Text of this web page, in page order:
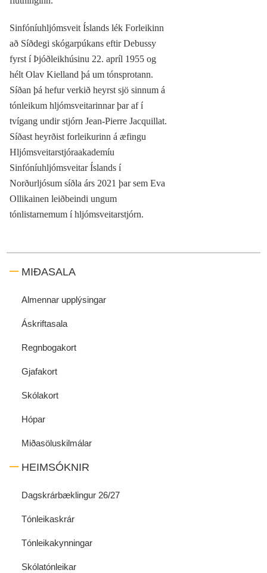
Sinfóníuhljómsveit Íslands lék Forleikinn
að Síðdegi skógarpúkans eftir Debussy
fyrst í Þjóðleikhúsinu 22. apríl 1955 og
hélt Olav Kielland þá um tónsprotann.
Síðan þá hefur verkið heyrst sjö sinnum á
tónleikum hljómsveitarinnar þar af í
tvígang undir stjórn Jean-Pierre Jacquillat.
Síðast heyrðist forleikurinn á æfingu
Hljómsveitarstjóraakademíu
Sinfóníuhljómsveitar Íslands í
Norðurljósum síðla árs 2021 þar sem Eva
Ollikainen leiðbeindi ungum
tónlistarnemum í hljómsveitarstjórn.
MIÐASALA
Almennar upplýsingar
Áskriftasala
Regnbogakort
Gjafakort
Skólakort
Hópar
Miðasöluskilmálar
HEIMSÓKNIR
Dagskrárbæklingur 26/27
Tónleikaskrár
Tónleikakynningar
Skólatónleikar